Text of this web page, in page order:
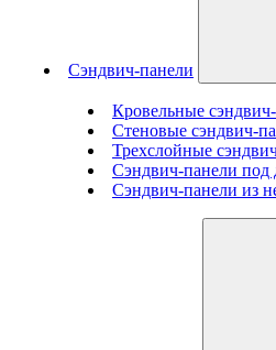
Сэндвич-панели
Кровельные
Стеновые cэндвич-
Трехслойные
Сэндвич-панели под
Сэндвич-панели из